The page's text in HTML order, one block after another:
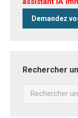
Demandez
Rechercher
Recherche